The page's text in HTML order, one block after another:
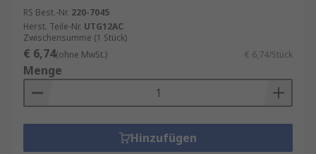
RS Best.-Nr. 220-7045
Herst. Teile-Nr. UTG12AC
Zwischensumme (1 Stück)
€ 6,74(ohne MwSt.) € 6,74/Stück
Menge
Hinzufügen